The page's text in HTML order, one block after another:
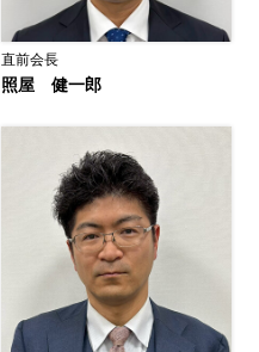
直前会長
照屋 健一郎